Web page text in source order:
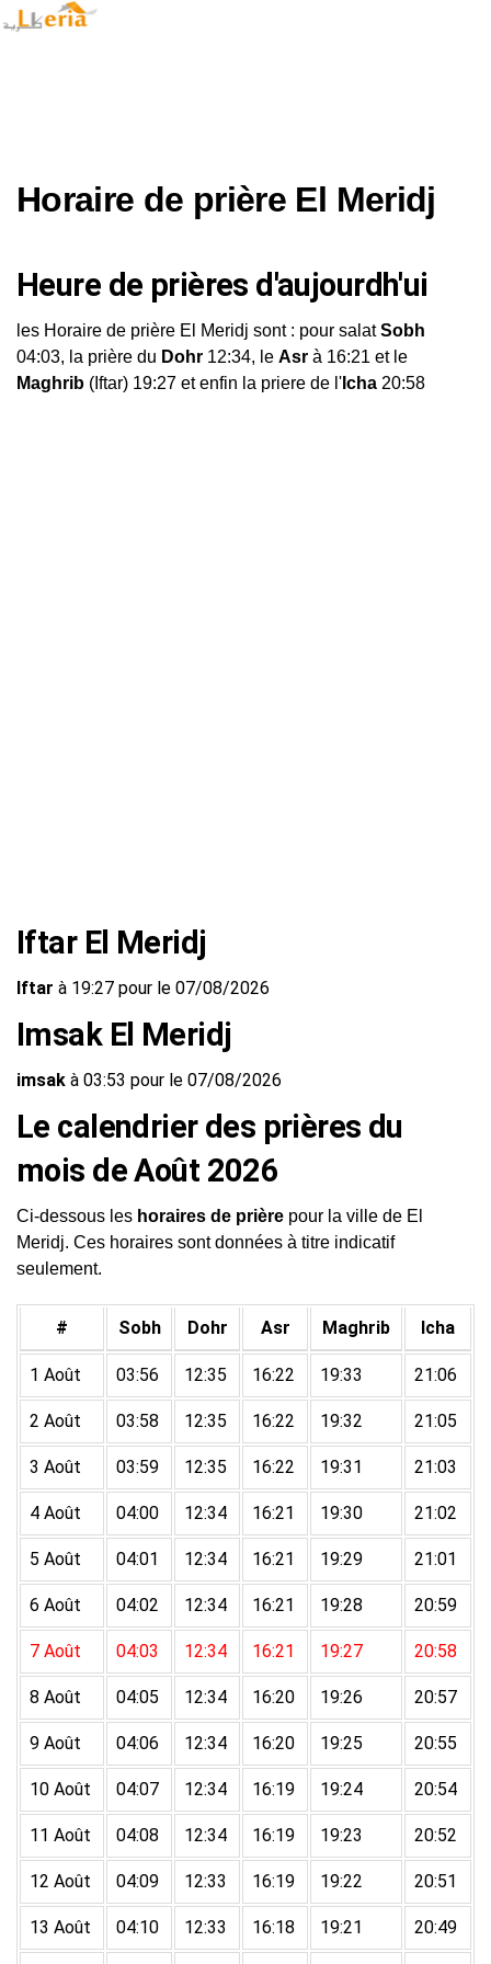
Horaire de prière El Meridj
Heure de prières d'aujourdh'ui
les Horaire de prière El Meridj sont : pour salatSobh
04:03, la prière du Dohr 12:34, le Asr à 16:21 et le
Maghrib (Iftar) 19:27 et enfin la priere de l' Icha 20:58
Iftar El Meridj
Iftar à 19:27 pour le 07/08/2026
Imsak El Meridj
imsak à 03:53 pour le 07/08/2026
Le calendrier des prières du
mois de Août 2026
Ci-dessous les horaires de prière pour la ville de El
Meridj. Ces horaires sont données à titre indicatif
seulement.
# Sobh Dohr Asr Maghrib Icha
1 Août 03:56 12:35 16:22 19:33 21:06
2 Août 03:58 12:35 16:22 19:32 21:05
3 Août 03:59 12:35 16:22 19:31 21:03
4 Août 04:00 12:34 16:21 19:30 21:02
5 Août 04:01 12:34 16:21 19:29 21:01
6 Août 04:02 12:34 16:21 19:28 20:59
7 Août 04:03 12:34 16:21 19:27 20:58
8 Août 04:05 12:34 16:20 19:26 20:57
9 Août 04:06 12:34 16:20 19:25 20:55
10 Août 04:07 12:34 16:19 19:24 20:54
11 Août 04:08 12:34 16:19 19:23 20:52
12 Août 04:09 12:33 16:19 19:22 20:51
13 Août 04:10 12:33 16:18 19:21 20:49